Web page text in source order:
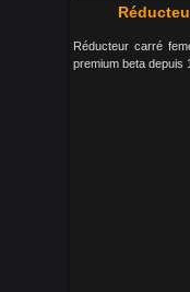
Réducteur carré
premium beta depuis